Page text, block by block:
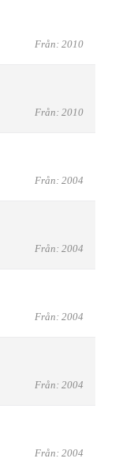
Från: 2010
Från: 2010
Från: 2004
Från: 2004
Från: 2004
Från: 2004
Från: 2004